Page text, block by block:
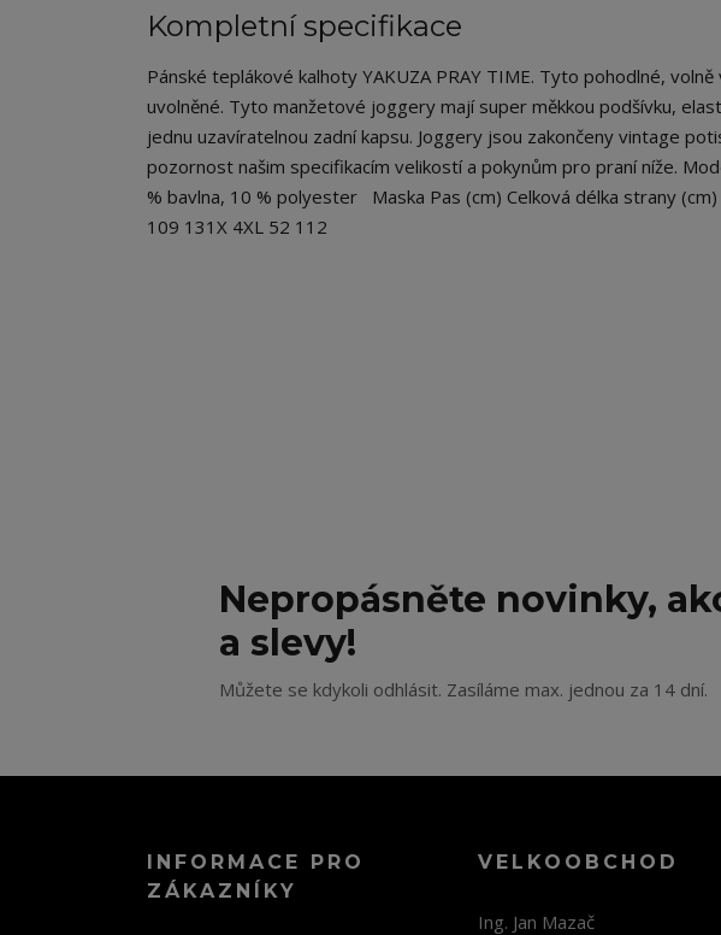
Kompletní specifikace
Pánské teplákové kalhoty YAKUZA PRAY TIME. Tyto pohodlné,
uvolněné. Tyto manžetové joggery mají super měkkou podšívku,
jednu uzavíratelnou zadní kapsu. Joggery jsou zakončeny vintage
pozornost našim specifikacím velikostí a pokynům pro praní níže.
% bavlna, 10 % polyester Maska Pas (cm) Celková délka strany
109 131X 4XL 52 112
Nepropásněte novinky,
a slevy!
Můžete se kdykoli odhlásit. Zasíláme max. jednou za 14 dní.
INFORMACE PRO
ZÁKAZNÍKY
VELKOOBCHOD
Ing. Jan Mazač